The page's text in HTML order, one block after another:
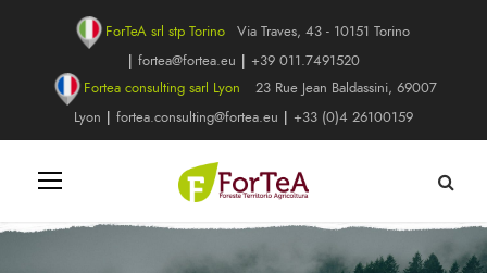
ForTeA srl stp Torino
Via Traves, 43 - 10151 Torino
| fortea@fortea.eu | +39 011.7491520
Fortea consulting sarl Lyon
23 Rue Jean Baldassini, 69007
Lyon | fortea.consulting@fortea.eu | +33 (0)4 26100159